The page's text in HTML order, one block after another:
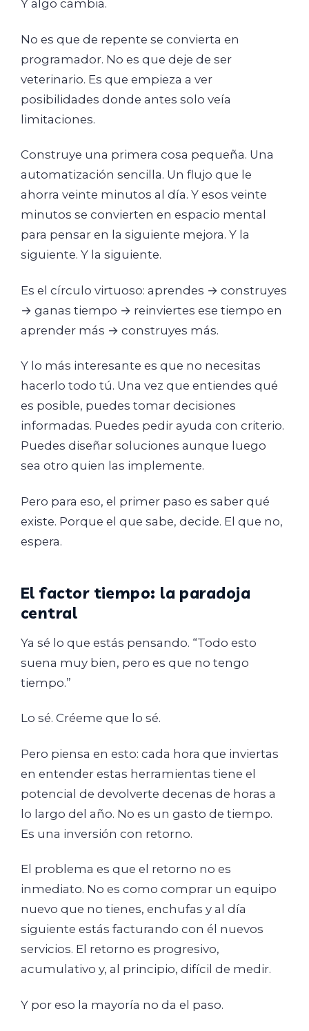
Y algo cambia.
No es que de repente se convierta en
programador. No es que deje de ser
veterinario. Es que empieza a ver
posibilidades donde antes solo veía
limitaciones.
Construye una primera cosa pequeña. Una
automatización sencilla. Un flujo que le
ahorra veinte minutos al día. Y esos veinte
minutos se convierten en espacio mental
para pensar en la siguiente mejora. Y la
siguiente. Y la siguiente.
Es el círculo virtuoso: aprendes → construyes
→ ganas tiempo → reinviertes ese tiempo en
aprender más → construyes más.
Y lo más interesante es que no necesitas
hacerlo todo tú. Una vez que entiendes qué
es posible, puedes tomar decisiones
informadas. Puedes pedir ayuda con criterio.
Puedes diseñar soluciones aunque luego
sea otro quien las implemente.
Pero para eso, el primer paso es saber qué
existe. Porque el que sabe, decide. El que no,
espera.
El factor tiempo: la paradoja
central
Ya sé lo que estás pensando. “Todo esto
suena muy bien, pero es que no tengo
tiempo.”
Lo sé. Créeme que lo sé.
Pero piensa en esto: cada hora que inviertas
en entender estas herramientas tiene el
potencial de devolverte decenas de horas a
lo largo del año. No es un gasto de tiempo.
Es una inversión con retorno.
El problema es que el retorno no es
inmediato. No es como comprar un equipo
nuevo que no tienes, enchufas y al día
siguiente estás facturando con él nuevos
servicios. El retorno es progresivo,
acumulativo y, al principio, difícil de medir.
Y por eso la mayoría no da el paso.